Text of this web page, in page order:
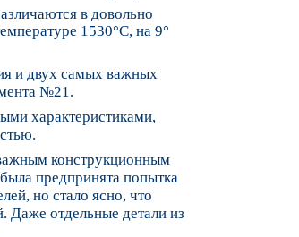
в довольно
1530°C, на 9°
и двух самых важных
№21.
характеристиками,
конструкционным
предпринята попытка
но стало ясно, что
Даже отдельные детали из